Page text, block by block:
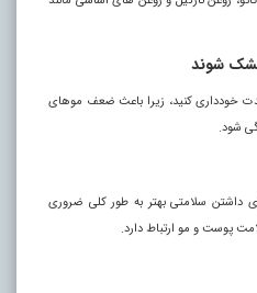
شوند
خودداری کنید، زیرا باعث ضعف مو‌های
شود.
داشتن سلامتی بهتر به طور کلی ضروری
پوست و مو ارتباط دارد.